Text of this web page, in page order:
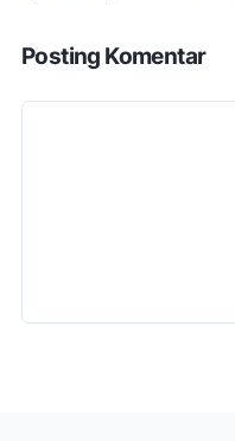
Posting Komentar